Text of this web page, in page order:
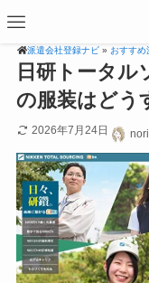
派遣会社登録ナビ » おすすめ
日研トータル
の服装はどう
2026年7月24日